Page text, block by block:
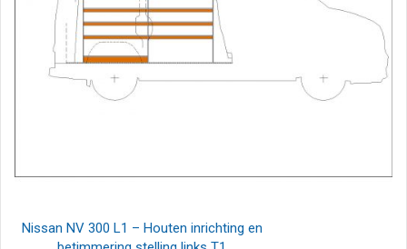
Nissan NV 300 L1 – Houten inrichting en